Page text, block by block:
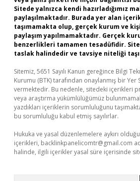
Sitede yalnızca kendi hazırladığımız
paylaşılmaktadır. Burada yer alan
taşımamakta olup, gerçek kurum ve
paylaşım yapılmamaktadır. Gerçek
benzerlikleri tamamen tesadüfidir.
taslak halindedir ve tavsiye niteliği
Sitemiz, 5651 Sayılı Kanun gereğince Bilgi
Kurumu (BTK) tarafından onaylanmış bir Yer
vermektedir. Bu nedenle, sitedeki içerikleri
veya araştırma yükümlülüğümüz
yazdıkları içeriklerin sorumluluğunu
bu sorumluluğu kabul etmiş sayılırlar.
Hukuka ve yasal düzenlemelere aykırı
içerikleri, backlinkpanelicomtr@gmail.com
halinde, ilgili içerikler yasal süre içerisinde